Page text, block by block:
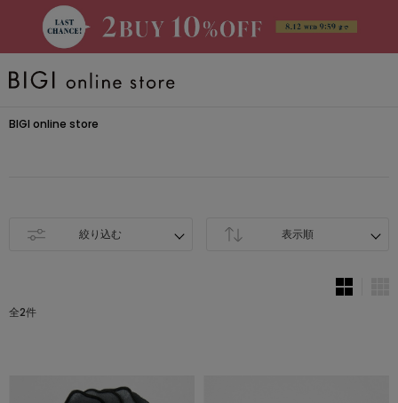
BRAND
PRE ORDER
BIGI online store
絞り込む 表示順
全2件